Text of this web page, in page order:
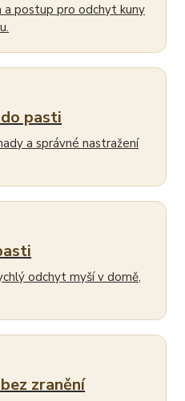
a postup pro odchyt kuny
pasti
a správné nastražení
odchyt myší v domě,
zranění